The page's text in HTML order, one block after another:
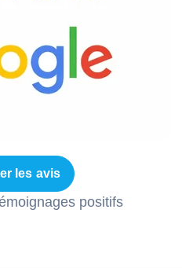
les avis
positifs